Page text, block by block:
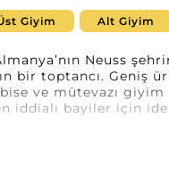
Giyim Alt Giyim
Neuss
bir toptancı. Geniş
ve mütevazı
iddialı bayiler için
yeteneğiyle
dahil